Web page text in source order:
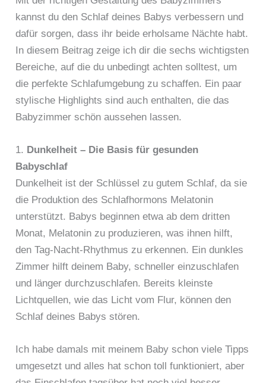
kannst du den Schlaf deines Babys verbessern und
dafür sorgen, dass ihr beide erholsame Nächte habt.
In diesem Beitrag zeige ich dir die sechs wichtigsten
Bereiche, auf die du unbedingt achten solltest, um
die perfekte Schlafumgebung zu schaffen. Ein paar
stylische Highlights sind auch enthalten, die das
Babyzimmer schön aussehen lassen.
1. Dunkelheit – Die Basis für gesunden
Babyschlaf
Dunkelheit ist der Schlüssel zu gutem Schlaf, da sie
die Produktion des Schlafhormons Melatonin
unterstützt. Babys beginnen etwa ab dem dritten
Monat, Melatonin zu produzieren, was ihnen hilft,
den Tag-Nacht-Rhythmus zu erkennen. Ein dunkles
Zimmer hilft deinem Baby, schneller einzuschlafen
und länger durchzuschlafen. Bereits kleinste
Lichtquellen, wie das Licht vom Flur, können den
Schlaf deines Babys stören.
Ich habe damals mit meinem Baby schon viele Tipps
umgesetzt und alles hat schon toll funktioniert, aber